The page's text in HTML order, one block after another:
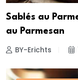
Sablés au
au Parmesan
BY-Erichts